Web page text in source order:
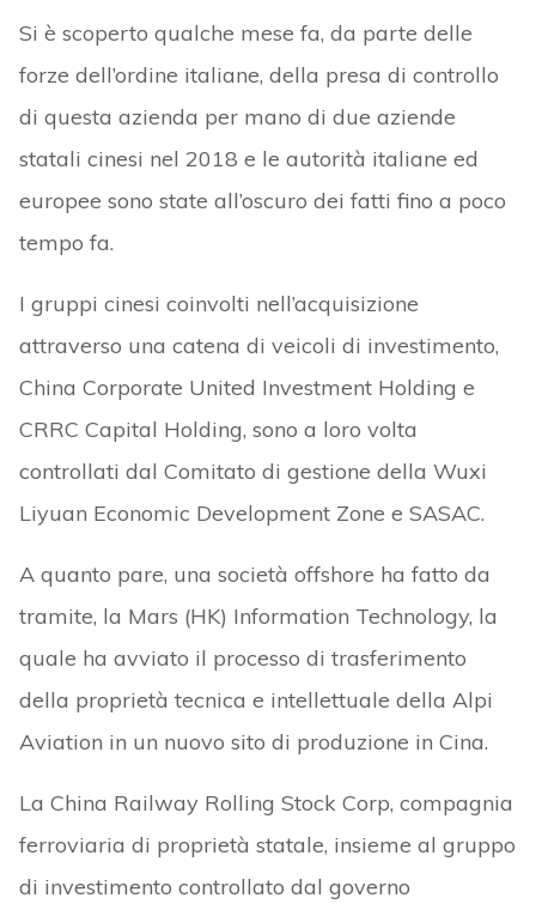
Si è scoperto qualche mese fa, da parte delle
forze dell’ordine italiane, della presa di controllo
di questa azienda per mano di due aziende
statali cinesi nel 2018 e le autorità italiane ed
europee sono state all’oscuro dei fatti fino a poco
tempo fa.
I gruppi cinesi coinvolti nell’acquisizione
attraverso una catena di veicoli di investimento,
China Corporate United Investment Holding e
CRRC Capital Holding, sono a loro volta
controllati dal Comitato di gestione della Wuxi
Liyuan Economic Development Zone e SASAC.
A quanto pare, una società offshore ha fatto da
tramite, la Mars (HK) Information Technology, la
quale ha avviato il processo di trasferimento
della proprietà tecnica e intellettuale della Alpi
Aviation in un nuovo sito di produzione in Cina.
La China Railway Rolling Stock Corp, compagnia
ferroviaria di proprietà statale, insieme al gruppo
di investimento controllato dal governo